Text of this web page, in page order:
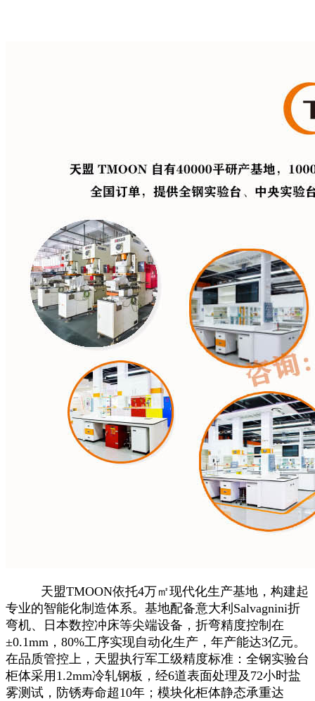
天盟TMOON依托4万㎡现代化生产基地，构建起
专业的智能化制造体系。基地配备意大利Salvagnini折
弯机、日本数控冲床等尖端设备，折弯精度控制在
±0.1mm，80%工序实现自动化生产，年产能达3亿元。
在品质管控上，天盟执行军工级精度标准：全钢实验台
柜体采用1.2mm冷轧钢板，经6道表面处理及72小时盐
雾测试，防锈寿命超10年；模块化柜体静态承重达